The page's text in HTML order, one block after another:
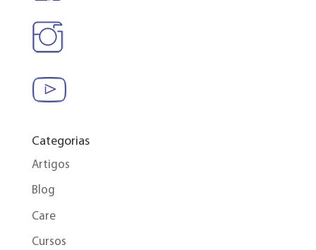
Categorias
Artigos
Blog
Care
Cursos